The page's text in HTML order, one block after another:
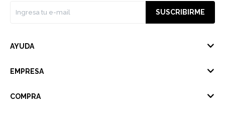
SUSCRIBIRME
AYUDA
EMPRESA
COMPRA